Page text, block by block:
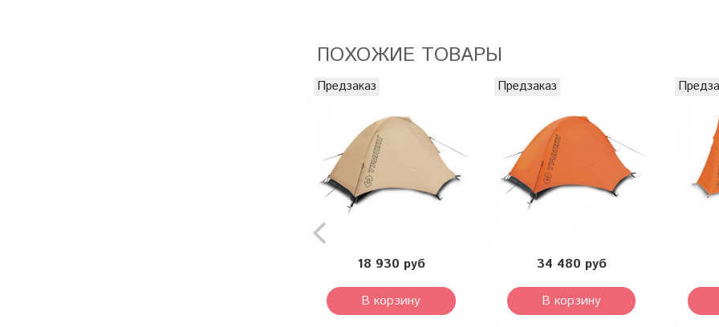
ПОХОЖИЕ ТОВАРЫ
Предзаказ
18 930 руб
В корзину
Предзаказ
34 480 руб
В корзину